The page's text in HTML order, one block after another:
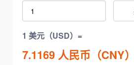
1 美元（USD）=
7.1169 人民币（CNY）